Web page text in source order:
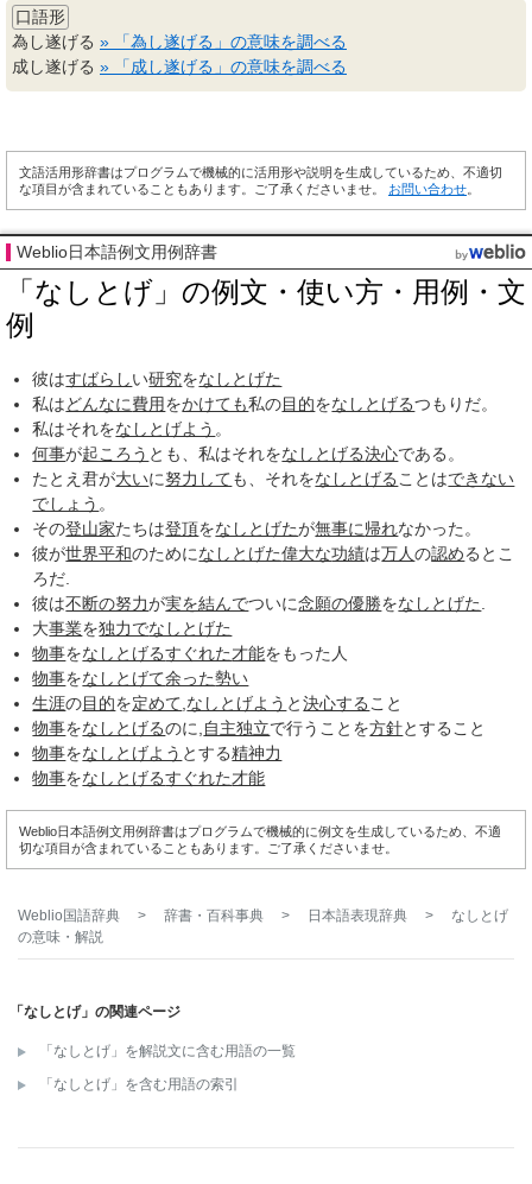
口語形
為し遂げる » 「為し遂げる」の意味を調べる
成し遂げる » 「成し遂げる」の意味を調べる
文語活用形辞書はプログラムで機械的に活用形や説明を生成しているため、不適切
な項目が含まれていることもあります。ご了承くださいませ。 お問い合わせ
Weblio日本語例文用例辞書
「なしとげ」の例文・使い方・用例・文
例
彼はすばらしい研究をなしとげた
私はどんなに費用をかけても私の目的をなしとげるつもりだ。
私はそれをなしとげよう 。
何事が起ころう とも、私はそれをなしとげる決心である。
たとえ君が大いに努力しても、それをなしとげる ことはできない
でしょう 。
その登山家たちは登頂をなしとげたが無事に帰れなかった。
彼が世界平和のためになしとげた偉大な功績は万人の認めるとこ
ろだ.
彼は不断の努力が実を結んでついに念願の優勝をなしとげた
大事業を独力でなしとげた
物事をなしとげるすぐれた才能をもった人
物事をなしとげて余った勢い
生涯の目的を定めて なしとげよう と決心する こと
物事をなしとげるのに, 自主独立で行うことを方針とすること
物事をなしとげよう とする精神力
物事をなしとげるすぐれた才能
Weblio日本語例文用例辞書はプログラムで機械的に例文を生成しているため、不適
切な項目が含まれていることもあります。ご了承くださいませ。
Weblio国語辞典 > 辞書・百科事典 > 日本語表現辞典 >
なしとげ
の意味・解説
「なしとげ」の関連ページ
「なしとげ」を解説文に含む用語の一覧
「なしとげ」を含む用語の索引